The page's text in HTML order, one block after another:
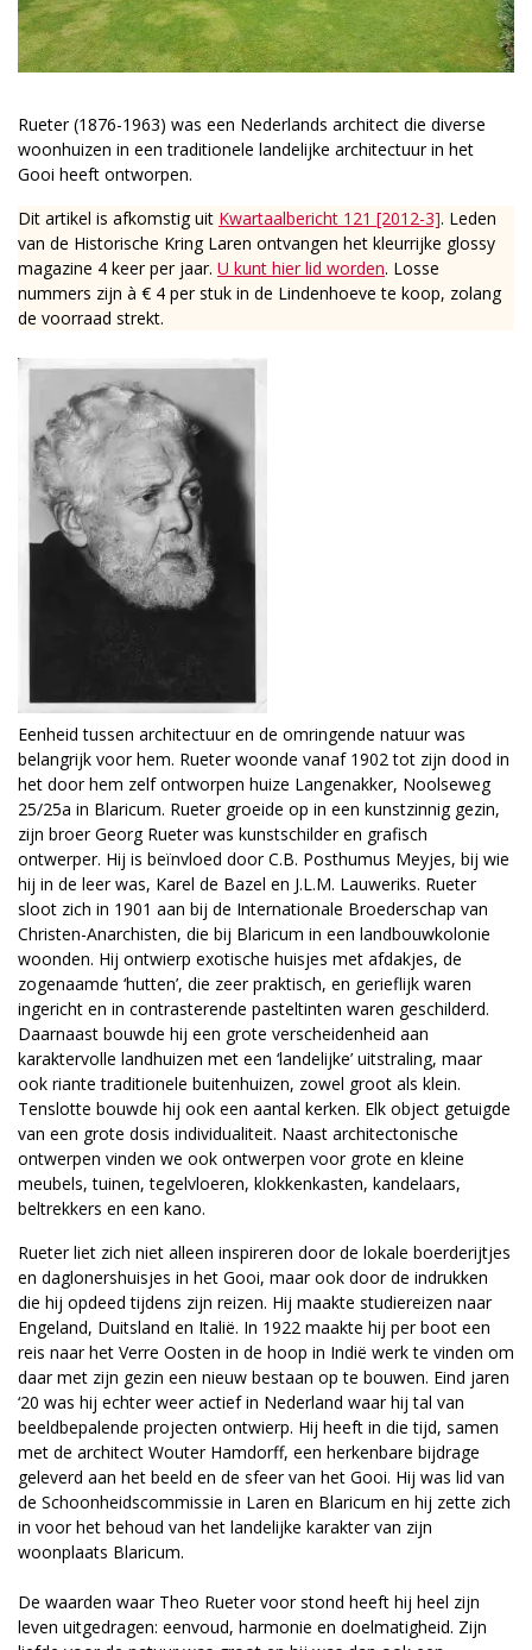
Rueter (1876-1963) was een Nederlands architect die diverse
woonhuizen in een traditionele landelijke architectuur in het
Gooi heeft ontworpen.
Dit artikel is afkomstig uit Kwartaalbericht 121 [2012-3]. Leden
van de Historische Kring Laren ontvangen het kleurrijke glossy
magazine 4 keer per jaar. U kunt hier lid worden. Losse
nummers zijn à € 4 per stuk in de Lindenhoeve te koop, zolang
de voorraad strekt.
Eenheid tussen architectuur en de omringende natuur was
belangrijk voor hem. Rueter woonde vanaf 1902 tot zijn dood in
het door hem zelf ontworpen huize Langenakker, Noolseweg
25/25a in Blaricum. Rueter groeide op in een kunstzinnig gezin,
zijn broer Georg Rueter was kunstschilder en grafisch
ontwerper. Hij is beïnvloed door C.B. Posthumus Meyjes, bij wie
hij in de leer was, Karel de Bazel en J.L.M. Lauweriks. Rueter
sloot zich in 1901 aan bij de Internationale Broederschap van
Christen-Anarchisten, die bij Blaricum in een landbouwkolonie
woonden. Hij ontwierp exotische huisjes met afdakjes, de
zogenaamde ‘hutten’, die zeer praktisch, en gerieflijk waren
ingericht en in contrasterende pasteltinten waren geschilderd.
Daarnaast bouwde hij een grote verscheidenheid aan
karaktervolle landhuizen met een ‘landelijke’ uitstraling, maar
ook riante traditionele buitenhuizen, zowel groot als klein.
Tenslotte bouwde hij ook een aantal kerken. Elk object getuigde
van een grote dosis individualiteit. Naast architectonische
ontwerpen vinden we ook ontwerpen voor grote en kleine
meubels, tuinen, tegelvloeren, klokkenkasten, kandelaars,
beltrekkers en een kano.
Rueter liet zich niet alleen inspireren door de lokale boerderijtjes
en daglonershuisjes in het Gooi, maar ook door de indrukken
die hij opdeed tijdens zijn reizen. Hij maakte studiereizen naar
Engeland, Duitsland en Italië. In 1922 maakte hij per boot een
reis naar het Verre Oosten in de hoop in Indië werk te vinden om
daar met zijn gezin een nieuw bestaan op te bouwen. Eind jaren
‘20 was hij echter weer actief in Nederland waar hij tal van
beeldbepalende projecten ontwierp. Hij heeft in die tijd, samen
met de architect Wouter Hamdorff, een herkenbare bijdrage
geleverd aan het beeld en de sfeer van het Gooi. Hij was lid van
de Schoonheidscommissie in Laren en Blaricum en hij zette zich
in voor het behoud van het landelijke karakter van zijn
woonplaats Blaricum.
De waarden waar Theo Rueter voor stond heeft hij heel zijn
leven uitgedragen: eenvoud, harmonie en doelmatigheid. Zijn